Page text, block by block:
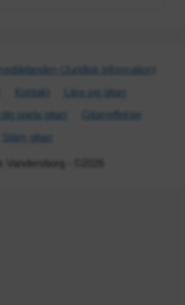
(Juridisk information)
Kontakt
Lära sig gitarr
dig spela gitarr
Gitarr­effekter
Stäm gitarr
Vandersborg - ©2026